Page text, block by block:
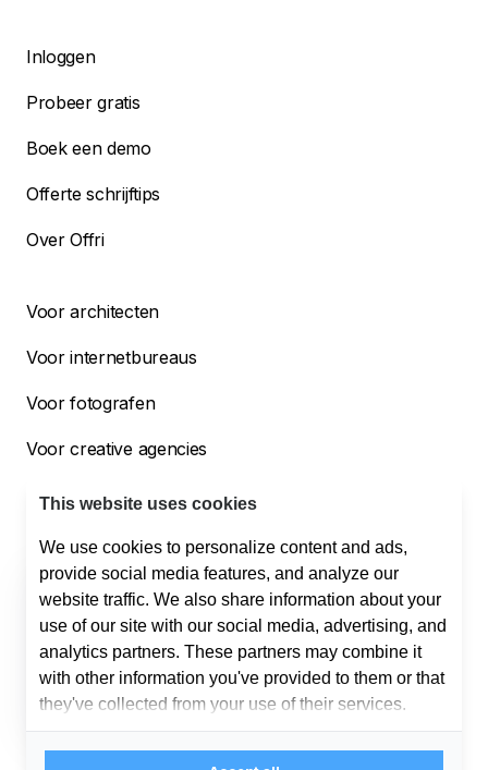
Inloggen
Probeer gratis
Boek een demo
Offerte schrijftips
Over Offri
Voor architecten
Voor internetbureaus
Voor fotografen
Voor creative agencies
Voor bouwbedrijven
Helpdesk
Support
010 254 00 50
support@offri.nl
Sales
075 808 03 41
info@offri.nl
This website uses cookies
We use cookies to personalize content and ads,
provide social media features, and analyze our
website traffic. We also share information about your
use of our site with our social media, advertising, and
analytics partners. These partners may combine it
with other information you've provided to them or that
they've collected from your use of their services.